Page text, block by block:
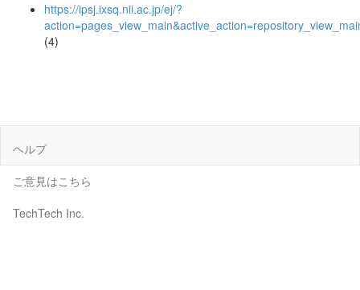
https://ipsj.ixsq.nii.ac.jp/ej/?
(4)
ヘルプ
ご意見はこちら
TechTech Inc.